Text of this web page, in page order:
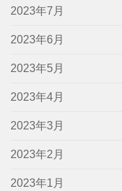
2023年7月
2023年6月
2023年5月
2023年4月
2023年3月
2023年2月
2023年1月